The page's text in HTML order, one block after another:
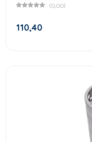
(0,00)
110,40